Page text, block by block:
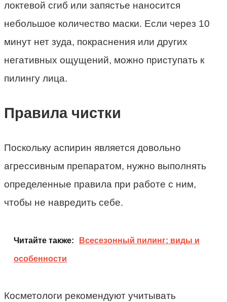
локтевой сгиб или запястье наносится
небольшое количество маски. Если через 10
минут нет зуда, покраснения или других
негативных ощущений, можно приступать к
пилингу лица.
Правила чистки
Поскольку аспирин является довольно
агрессивным препаратом, нужно выполнять
определенные правила при работе с ним,
чтобы не навредить себе.
Читайте также: Всесезонный пилинг: виды и
особенности
Косметологи рекомендуют учитывать